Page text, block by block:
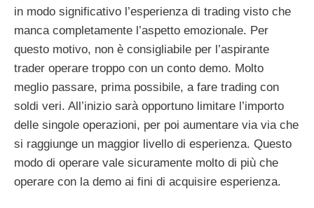
in modo significativo l’esperienza di trading visto che
manca completamente l’aspetto emozionale. Per
questo motivo, non è consigliabile per l’aspirante
trader operare troppo con un conto demo. Molto
meglio passare, prima possibile, a fare trading con
soldi veri. All’inizio sarà opportuno limitare l’importo
delle singole operazioni, per poi aumentare via via che
si raggiunge un maggior livello di esperienza. Questo
modo di operare vale sicuramente molto di più che
operare con la demo ai fini di acquisire esperienza.